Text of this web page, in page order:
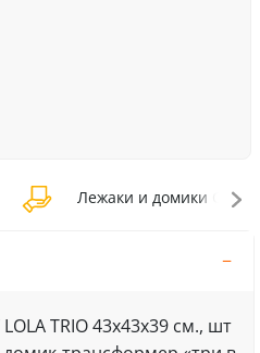
Лежаки и домики Comfy
TRIO 43х43х39 см., шт